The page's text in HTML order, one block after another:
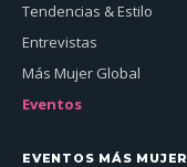
Tendencias & Estilo
Entrevistas
Más Mujer Global
Eventos
EVENTOS MÁS MUJER